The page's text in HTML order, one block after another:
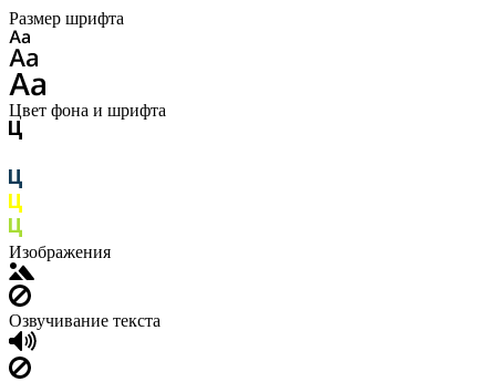
Размер шрифта
Цвет фона и шрифта
Изображения
Озвучивание текста